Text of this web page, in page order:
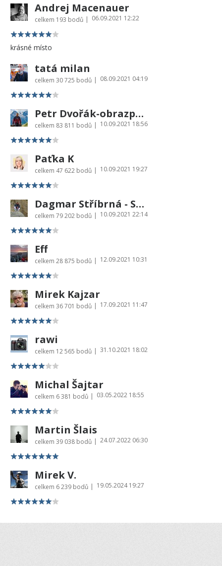
Andrej Macenauer
celkem 193 bodů | 06.09.2021 12:22
krásné místo
tatá milan
celkem 30 725 bodů | 08.09.2021 04:19
Petr Dvořák-obrazprovas.cz
celkem 83 811 bodů | 10.09.2021 18:56
Paťka K
celkem 47 622 bodů | 10.09.2021 19:27
Dagmar Stříbrná - Sharon
celkem 79 202 bodů | 10.09.2021 22:14
Eff
celkem 28 875 bodů | 12.09.2021 10:31
Mirek Kajzar
celkem 36 701 bodů | 17.09.2021 11:47
rawi
celkem 12 565 bodů | 31.10.2021 18:02
Michal Šajtar
celkem 6 381 bodů | 03.05.2022 18:55
Martin Šlais
celkem 39 038 bodů | 24.07.2022 06:30
Mirek V.
celkem 6 239 bodů | 19.05.2024 19:27